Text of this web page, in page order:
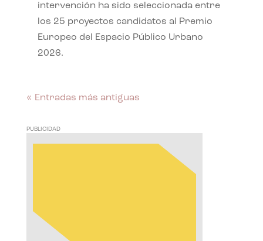
intervención ha sido seleccionada entre
los 25 proyectos candidatos al Premio
Europeo del Espacio Público Urbano
2026.
« Entradas más antiguas
PUBLICIDAD